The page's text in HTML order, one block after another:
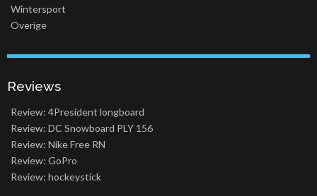
Wintersport
Overige
Reviews
Review: 4President longboard
Review: DC Snowboard PLY 156
Review: Nike Free RN
Review: GoPro
Review: hockeystick